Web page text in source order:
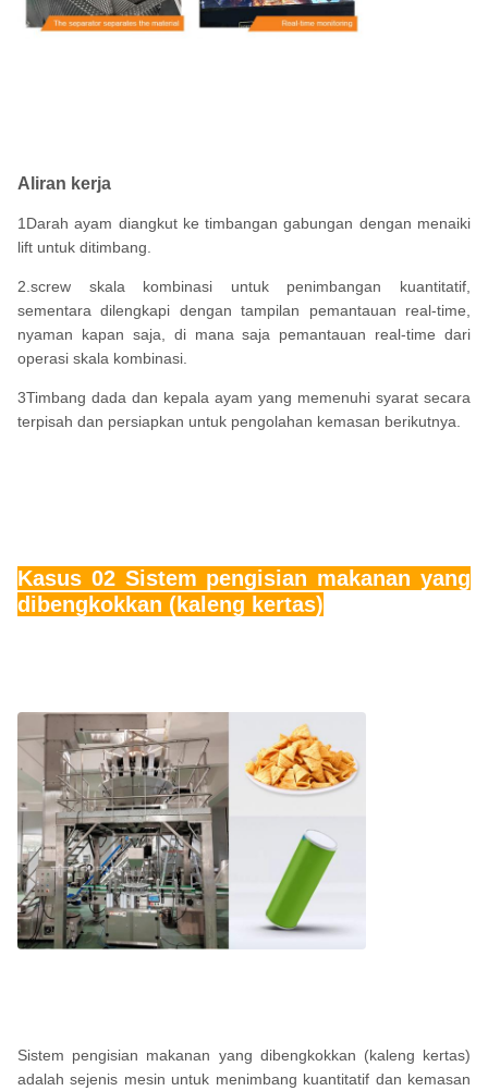
Aliran kerja
1Darah ayam diangkut ke timbangan gabungan dengan menaiki
lift untuk ditimbang.
2.screw skala kombinasi untuk penimbangan kuantitatif,
sementara dilengkapi dengan tampilan pemantauan real-time,
nyaman kapan saja, di mana saja pemantauan real-time dari
operasi skala kombinasi.
3Timbang dada dan kepala ayam yang memenuhi syarat secara
terpisah dan persiapkan untuk pengolahan kemasan berikutnya.
Kasus 02 Sistem pengisian makanan yang
dibengkokkan (kaleng kertas)
Sistem pengisian makanan yang dibengkokkan (kaleng kertas)
adalah sejenis mesin untuk menimbang kuantitatif dan kemasan